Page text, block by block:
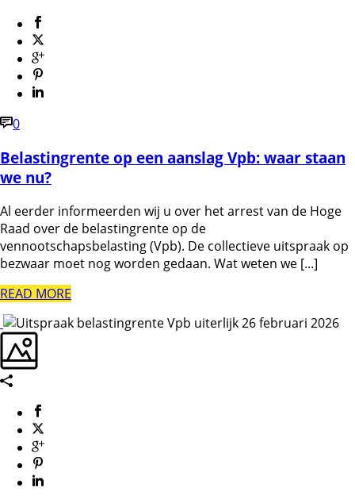
0
Belastingrente op een aanslag Vpb: waar staan
we nu?
Al eerder informeerden wij u over het arrest van de Hoge
Raad over de belastingrente op de
vennootschapsbelasting (Vpb). De collectieve uitspraak op
bezwaar moet nog worden gedaan. Wat weten we [...]
READ MORE